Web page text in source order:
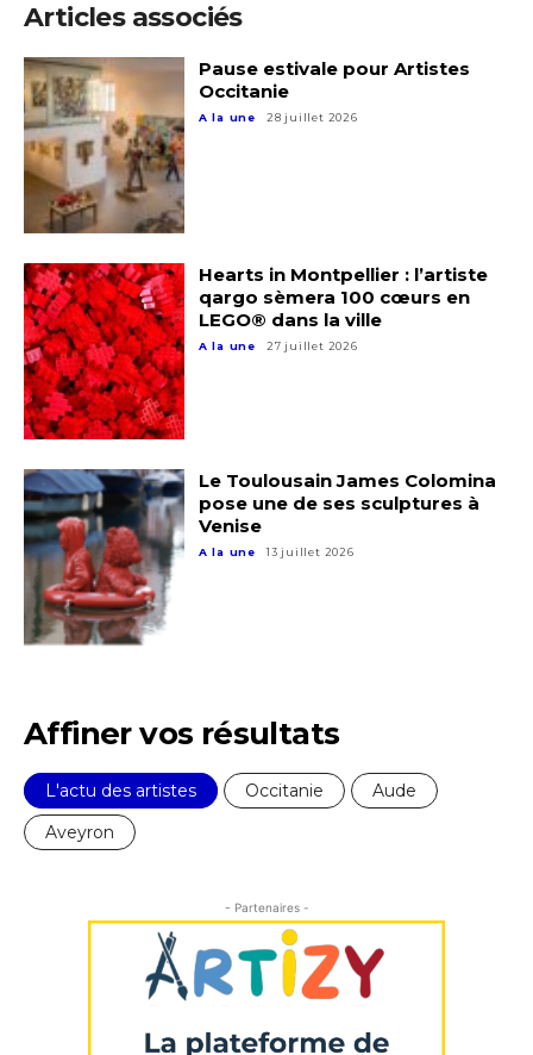
Statut / Organisation
J'accepte les termes et conditions
* Champ obligatoire
Nom
Prénom
Statut / Organisation
J'accepte lestermes et conditions
* Champ obligatoire
Articles associés
Pause estivale pour Artistes
Occitanie
A la une 28 juillet 2026
Hearts in Montpellier : l’artiste
qargo sèmera 100 cœurs en
LEGO® dans la ville
A la une 27 juillet 2026
Le Toulousain James Colomina
pose une de ses sculptures à
Venise
A la une 13 juillet 2026
Affiner vos résultats
L'actu des artistes Occitanie
Aude
Aveyron
- Partenaires -